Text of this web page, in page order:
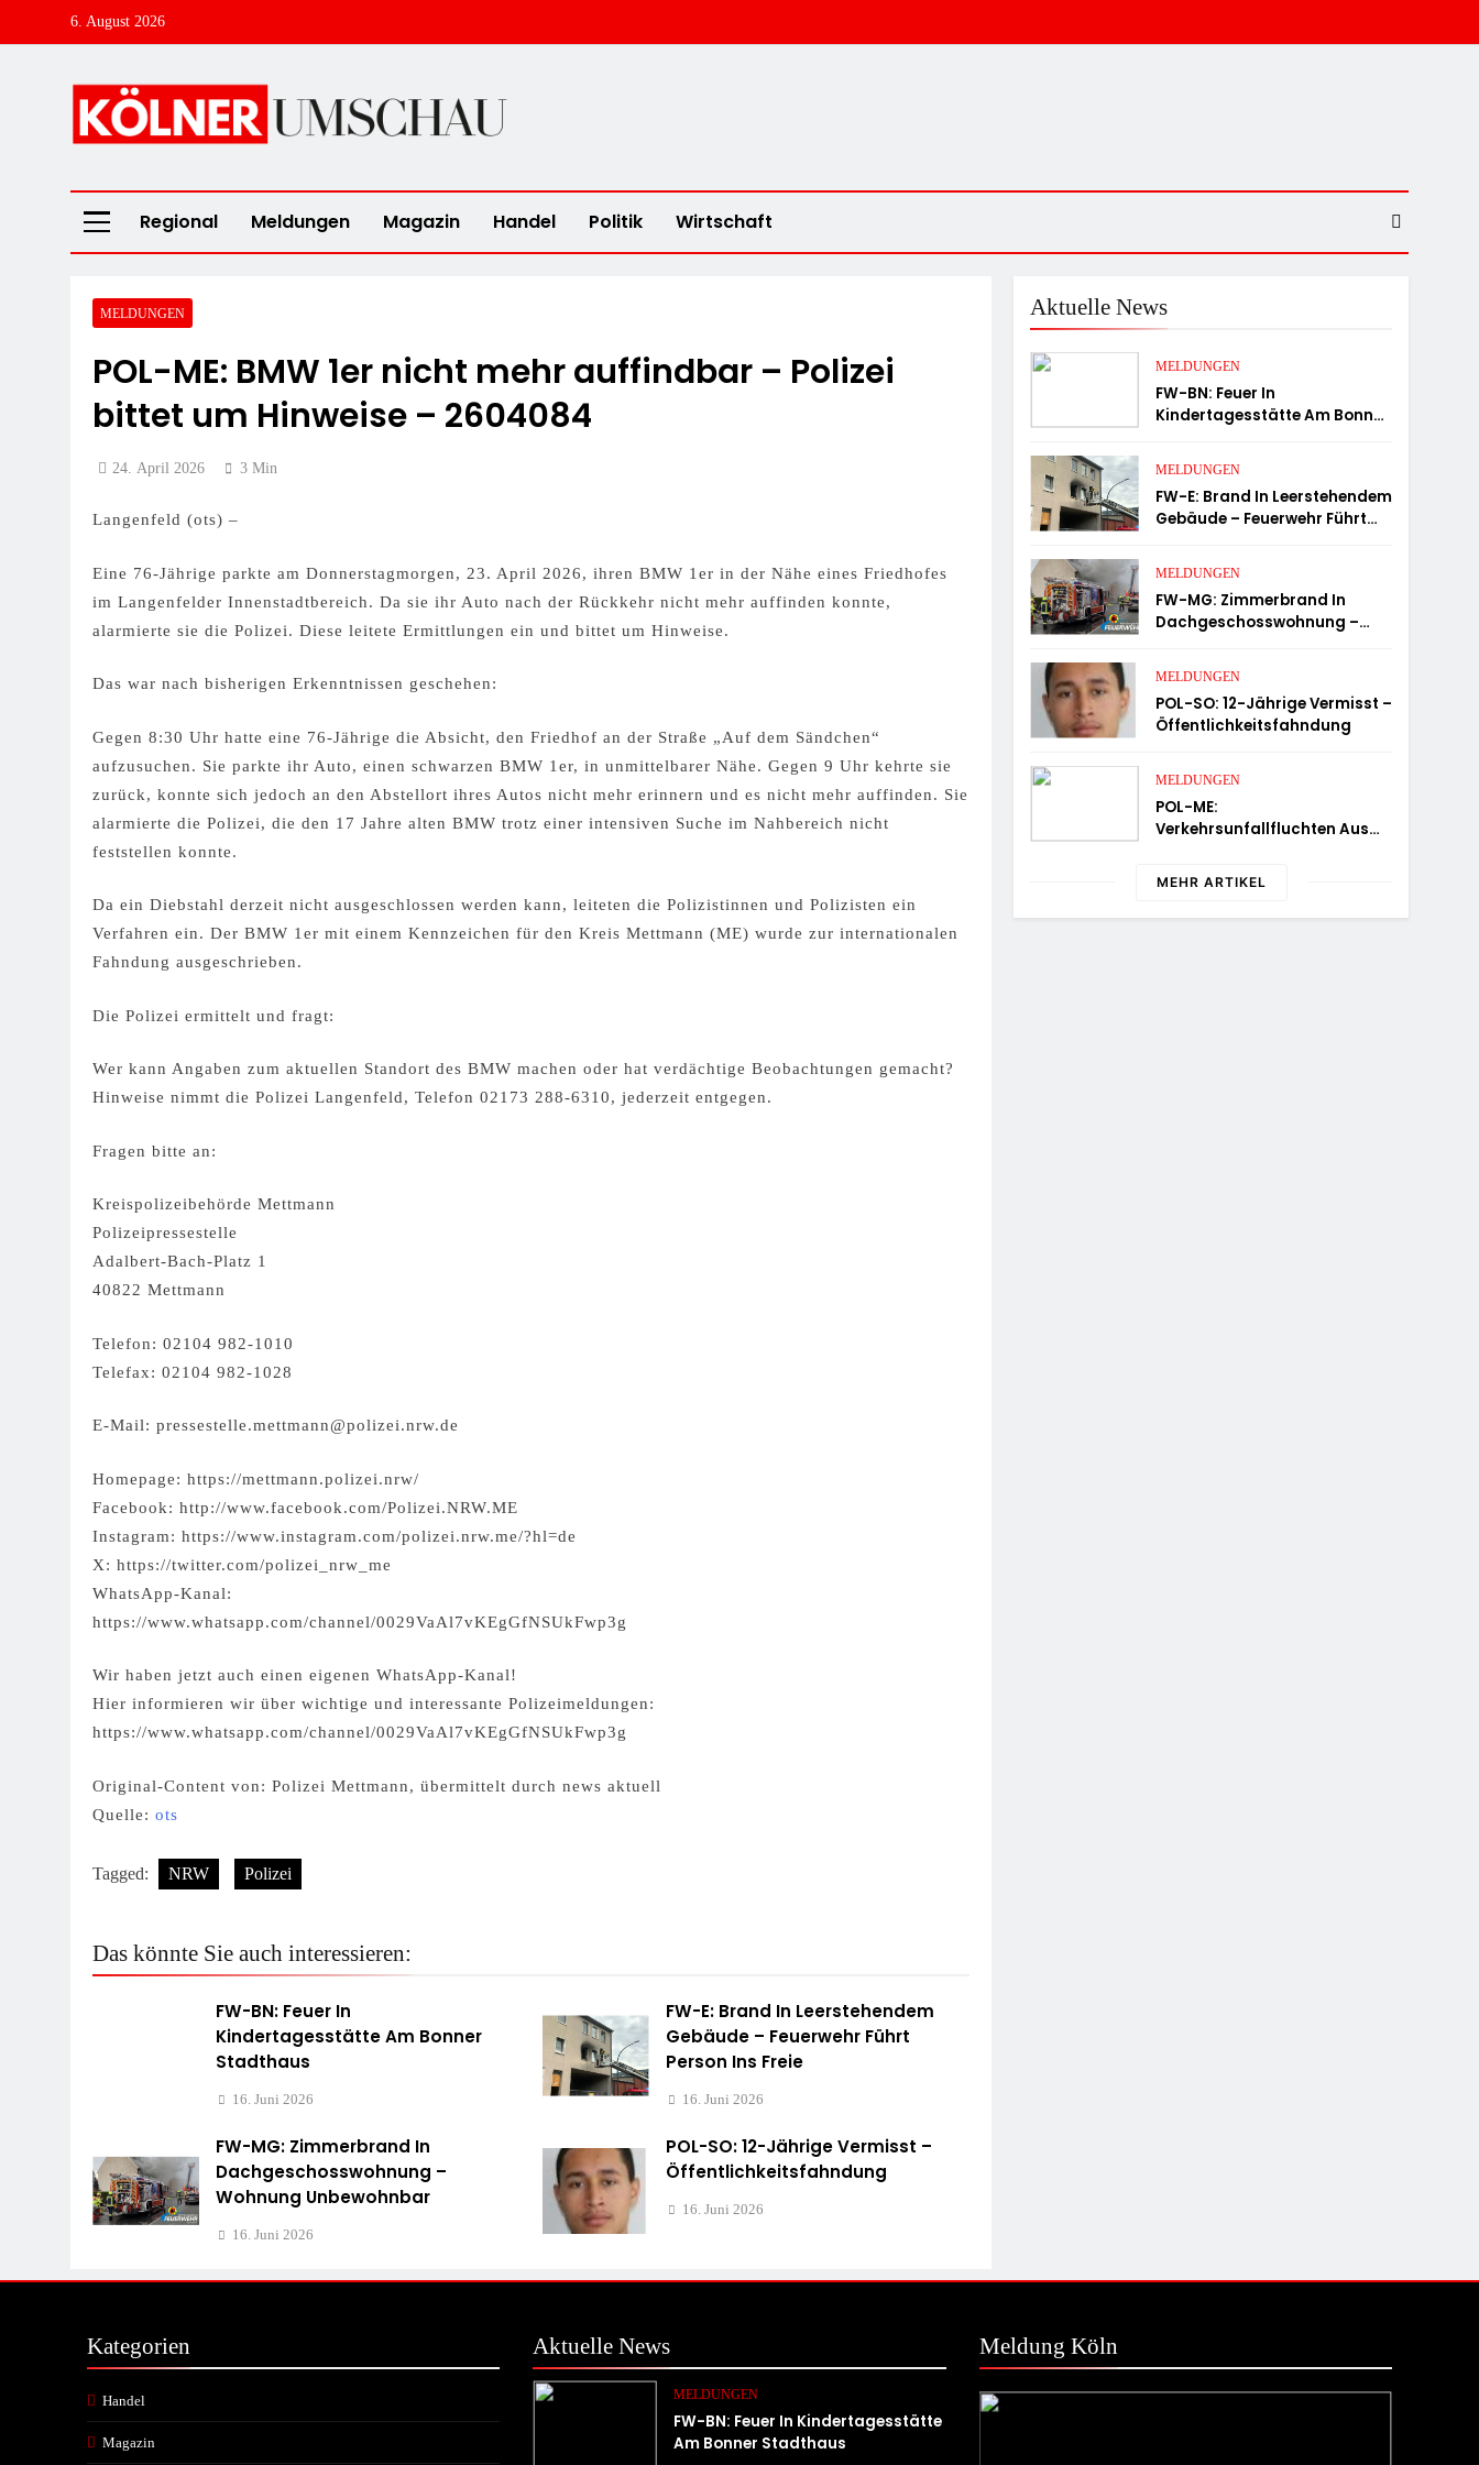
6. August 2026
Kölner Umschau
Regional Meldungen Magazin Handel Politik Wirtschaft
MELDUNGEN
POL-ME: BMW 1er nicht mehr auffindbar – Polizei
bittet um Hinweise – 2604084
24. April 2026 3 Min
Langenfeld (ots) –
Eine 76-Jährige parkte am Donnerstagmorgen, 23. April 2026, ihren BMW 1er in der Nähe eines Friedhofes
im Langenfelder Innenstadtbereich. Da sie ihr Auto nach der Rückkehr nicht mehr auffinden konnte,
alarmierte sie die Polizei. Diese leitete Ermittlungen ein und bittet um Hinweise.
Das war nach bisherigen Erkenntnissen geschehen:
Gegen 8:30 Uhr hatte eine 76-Jährige die Absicht, den Friedhof an der Straße „Auf dem Sändchen“
aufzusuchen. Sie parkte ihr Auto, einen schwarzen BMW 1er, in unmittelbarer Nähe. Gegen 9 Uhr kehrte sie
zurück, konnte sich jedoch an den Abstellort ihres Autos nicht mehr erinnern und es nicht mehr auffinden. Sie
alarmierte die Polizei, die den 17 Jahre alten BMW trotz einer intensiven Suche im Nahbereich nicht
feststellen konnte.
Da ein Diebstahl derzeit nicht ausgeschlossen werden kann, leiteten die Polizistinnen und Polizisten ein
Verfahren ein. Der BMW 1er mit einem Kennzeichen für den Kreis Mettmann (ME) wurde zur internationalen
Fahndung ausgeschrieben.
Die Polizei ermittelt und fragt:
Wer kann Angaben zum aktuellen Standort des BMW machen oder hat verdächtige Beobachtungen gemacht?
Hinweise nimmt die Polizei Langenfeld, Telefon 02173 288-6310, jederzeit entgegen.
Fragen bitte an:
Kreispolizeibehörde Mettmann
Polizeipressestelle
Adalbert-Bach-Platz 1
40822 Mettmann
Telefon: 02104 982-1010
Telefax: 02104 982-1028
E-Mail: pressestelle.mettmann@polizei.nrw.de
Homepage: https://mettmann.polizei.nrw/
Facebook: http://www.facebook.com/Polizei.NRW.ME
Instagram: https://www.instagram.com/polizei.nrw.me/?hl=de
X: https://twitter.com/polizei_nrw_me
WhatsApp-Kanal:
https://www.whatsapp.com/channel/0029VaAl7vKEgGfNSUkFwp3g
Wir haben jetzt auch einen eigenen WhatsApp-Kanal!
Hier informieren wir über wichtige und interessante Polizeimeldungen:
https://www.whatsapp.com/channel/0029VaAl7vKEgGfNSUkFwp3g
Original-Content von: Polizei Mettmann, übermittelt durch news aktuell
Quelle: ots
Tagged: NRW Polizei
Das könnte Sie auch interessieren:
FW-BN: Feuer In
Kindertagesstätte Am Bonner
Stadthaus
16. Juni 2026
FW-E: Brand In Leerstehendem
Gebäude – Feuerwehr Führt
Person Ins Freie
16. Juni 2026
FW-MG: Zimmerbrand In
Dachgeschosswohnung –
Wohnung Unbewohnbar
16. Juni 2026
POL-SO: 12-Jährige Vermisst –
Öffentlichkeitsfahndung
16. Juni 2026
Aktuelle News
MELDUNGEN
FW-BN: Feuer In
Kindertagesstätte Am Bonner
MELDUNGEN
FW-E: Brand In Leerstehendem
Gebäude – Feuerwehr Führt
MELDUNGEN
FW-MG: Zimmerbrand In
Dachgeschosswohnung –
MELDUNGEN
POL-SO: 12-Jährige Vermisst –
Öffentlichkeitsfahndung
MELDUNGEN
POL-ME:
Verkehrsunfallfluchten Aus
MEHR ARTIKEL
Kategorien
Handel
Magazin
AktuelleNews
MELDUNGEN
FW-BN: Feuer In Kindertagesstätte
Am Bonner Stadthaus
Meldung Köln